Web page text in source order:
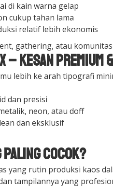
di kain warna gelap
cukup tahan lama
relatif lebih ekonomis
gathering, atau
Kesan Premium
lebih ke arah tipografi
dan presisi
neon, atau doff
dan eksklusif
Paling Cocok?
yang rutin produksi kaos
tampilannya yang